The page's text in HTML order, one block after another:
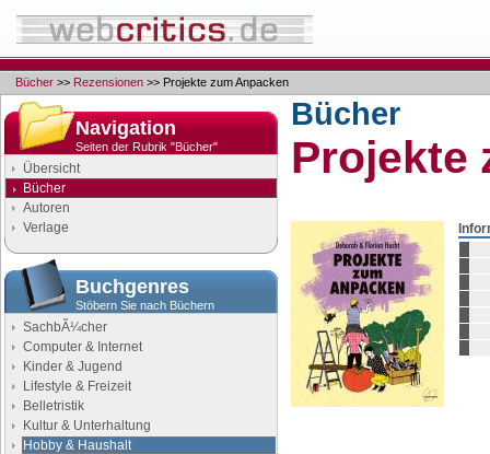
Bücher >> Rezensionen >> Projekte zum Anpacken
Navigation
Seiten der Rubrik "Bücher"
Übersicht
Bücher
Autoren
Verlage
Buchgenres
Stöbern Sie nach Büchern
SachbÃ¼cher
Computer & Internet
Kinder & Jugend
Lifestyle & Freizeit
Belletristik
Kultur & Unterhaltung
Hobby & Haushalt
Bücher
Projekte